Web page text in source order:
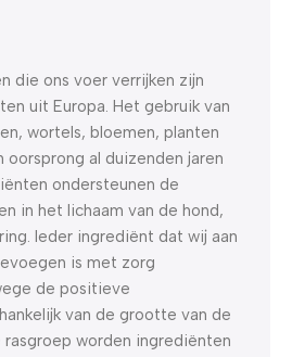
die ons voer verrijken zijn
uit Europa. Het gebruik van
wortels, bloemen, planten
oorsprong al duizenden jaren
ondersteunen de
in het lichaam van de hond,
Ieder ingrediënt dat wij aan
is met zorg
de positieve
van de grootte van de
worden ingrediënten